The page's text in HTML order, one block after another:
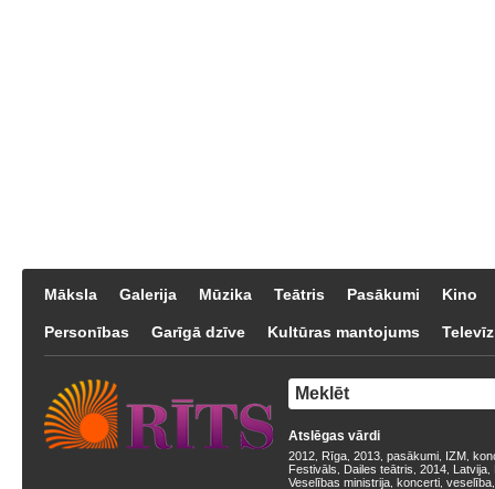
Māksla Galerija Mūzika Teātris Pasākumi Kino
Personības Garīgā dzīve Kultūras mantojums
Atslēgas vārdi
2012 Rīga 2013 pasākumi IZM
Festivāls
Dailes teātris 2014 Latvija
Veselības ministrija koncerti veselība